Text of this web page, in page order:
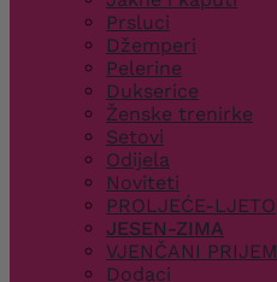
Prsluci
Džemperi
Pelerine
Dukserice
Ženske trenirke
Setovi
Odijela
Noviteti
PROLJEĆE-LJETO
JESEN-ZIMA
VJENČANI PRIJEM
Dodaci